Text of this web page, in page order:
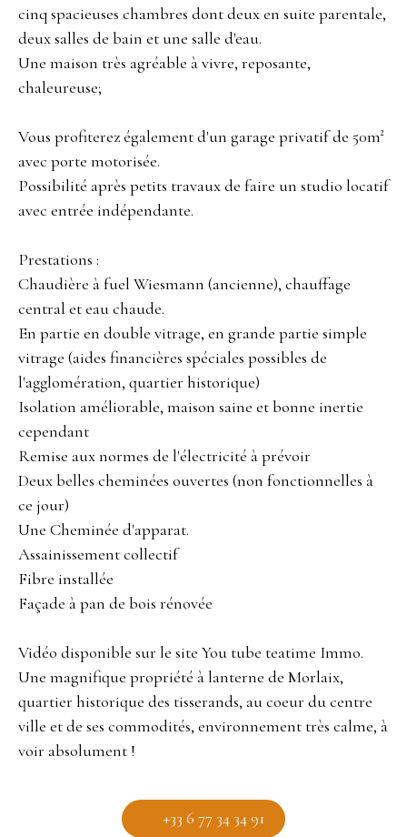
cinq spacieuses chambres dont deux en suite parentale,
deux salles de bain et une salle d'eau.
Une maison très agréable à vivre, reposante,
chaleureuse;
Vous profiterez également d'un garage privatif de 50m²
avec porte motorisée.
Possibilité après petits travaux de faire un studio locatif
avec entrée indépendante.
Prestations :
Chaudière à fuel Wiesmann (ancienne), chauffage
central et eau chaude.
En partie en double vitrage, en grande partie simple
vitrage (aides financières spéciales possibles de
l'agglomération, quartier historique)
Isolation améliorable, maison saine et bonne inertie
cependant
Remise aux normes de l'électricité à prévoir
Deux belles cheminées ouvertes (non fonctionnelles à
ce jour)
Une Cheminée d'apparat.
Assainissement collectif
Fibre installée
Façade à pan de bois rénovée
Vidéo disponible sur le site You tube teatime Immo.
Une magnifique propriété à lanterne de Morlaix,
quartier historique des tisserands, au coeur du centre
ville et de ses commodités, environnement très calme, à
voir absolument !
+33 6 77 34 34 91